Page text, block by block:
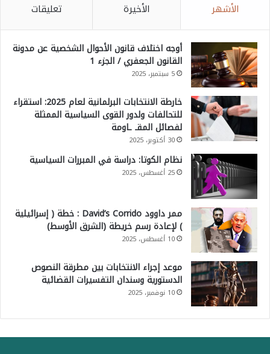
الأشهر الأخيرة تعليقات
أوجه اختلاف قانون الأحوال الشخصية عن مدونة
القانون الجعفري / الجزء 1
5 سبتمبر، 2025
خارطة الانتخابات البرلمانية لعام 2025: استقراء
للتحالفات ولدور القوى السياسية الممثلة
لفصائل المقـ ـاومة
30 أكتوبر، 2025
نظام الكوتا: دراسة في المبررات السياسية
25 أغسطس، 2025
ممر داوود David’s Corrido : خطة ( إسرائيلية
) لإعادة رسم خريطة (الشرق الأوسط)
10 أغسطس، 2025
موعد إجراء الانتخابات بين مطرقة النصوص
الدستورية وسندان التفسيرات القضائية
10 نوفمبر، 2025